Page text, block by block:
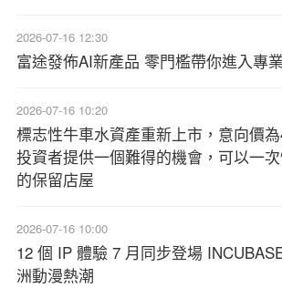
2026-07-16 12:30
富途發佈AI新產品 零門檻帶你進入專
2026-07-16 10:20
標志性牛車水資產重新上市，意向價
投資者提供一個難得的機會，可以一
的保留店屋
2026-07-16 10:00
12 個 IP 體驗 7 月同步登場
洲動漫熱潮